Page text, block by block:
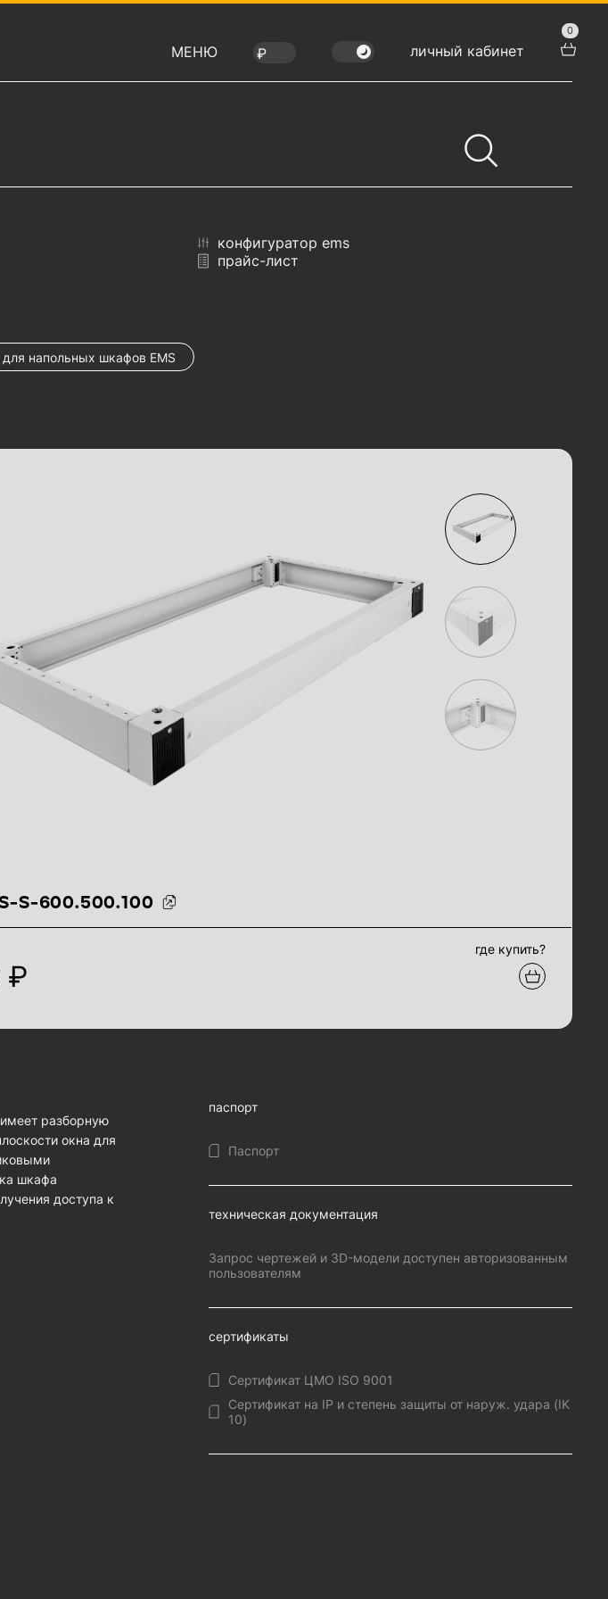
МЕНЮ личный кабинет
0
конфигуратор ems
прайс-лист
напольных шкафов EMS
товара
S-600.500.100
где купить?
₽
разборную
окна для
шкафа
доступа к
паспорт
Паспорт
техническая документация
Запрос чертежей и 3D-модели доступен авторизованным
пользователям
сертификаты
Сертификат ЦМО ISO 9001
Сертификат на IP и степень защиты от наруж. удара (IK
10)